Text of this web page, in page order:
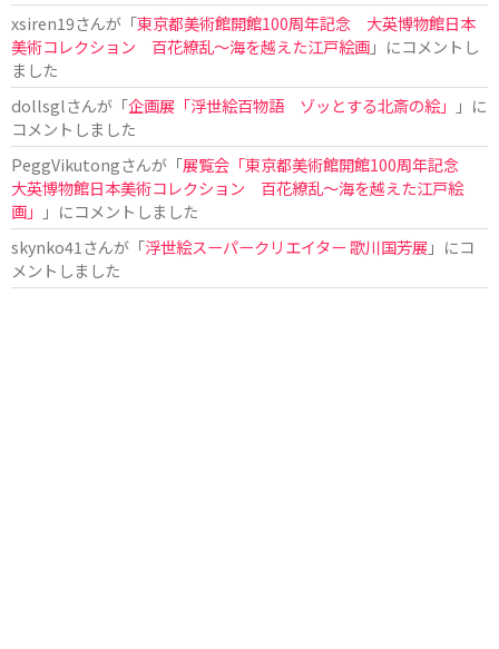
xsiren19さんが「東京都美術館開館100周年記念 大英博物館日本
美術コレクション 百花繚乱～海を越えた江戸絵画」にコメントし
ました
dollsglさんが「企画展「浮世絵百物語 ゾッとする北斎の絵」
」に
コメントしました
PeggVikutongさんが「展覧会「東京都美術館開館100周年記念
大英博物館日本美術コレクション 百花繚乱〜海を越えた江戸絵
画」
」にコメントしました
skynko41 さんが「浮世絵スーパークリエイター 歌川国芳展 」にコ
メントしました